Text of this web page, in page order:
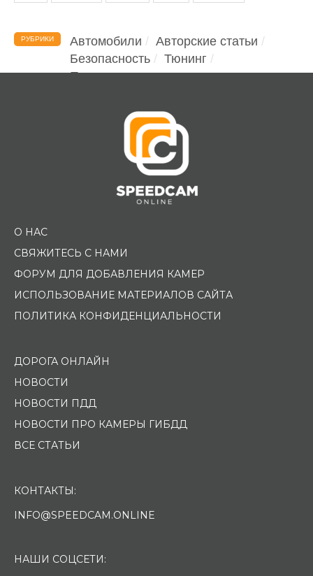
РУБРИКИ Автомобили
Авторские статьи
Безопасность
Тюнинг
Помощь водителю
О НАС
СВЯЖИТЕСЬ С НАМИ
ФОРУМ ДЛЯ ДОБАВЛЕНИЯ КАМЕР
ИСПОЛЬЗОВАНИЕ МАТЕРИАЛОВ САЙТА
ПОЛИТИКА КОНФИДЕНЦИАЛЬНОСТИ
ДОРОГА ОНЛАЙН
НОВОСТИ
НОВОСТИ ПДД
НОВОСТИ ПРО КАМЕРЫ ГИБДД
ВСЕ СТАТЬИ
КОНТАКТЫ:
INFO@SPEEDCAM.ONLINE
НАШИ СОЦСЕТИ: